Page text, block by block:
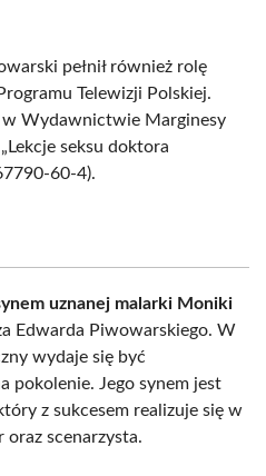
pełnił również rolę
Telewizji Polskiej.
w Wydawnictwie Marginesy
seksu doktora
60-4).
uznanej malarki Moniki
Edwarda Piwowarskiego. W
wydaje się być
pokolenie. Jego synem jest
z sukcesem realizuje się w
oraz scenarzysta.